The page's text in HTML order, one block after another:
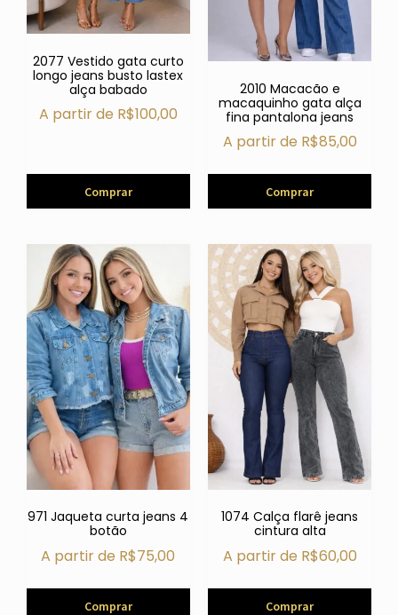
2077 Vestido gata curto
longo jeans busto lastex
alça babado
A partir de R$100,00
Comprar
2010 Macacão e
macaquinho gata alça
fina pantalona jeans
A partir de R$85,00
Comprar
971 Jaqueta curta jeans 4
botão
A partir de R$75,00
Comprar
1074 Calça flarê jeans
cintura alta
A partir de R$60,00
Comprar